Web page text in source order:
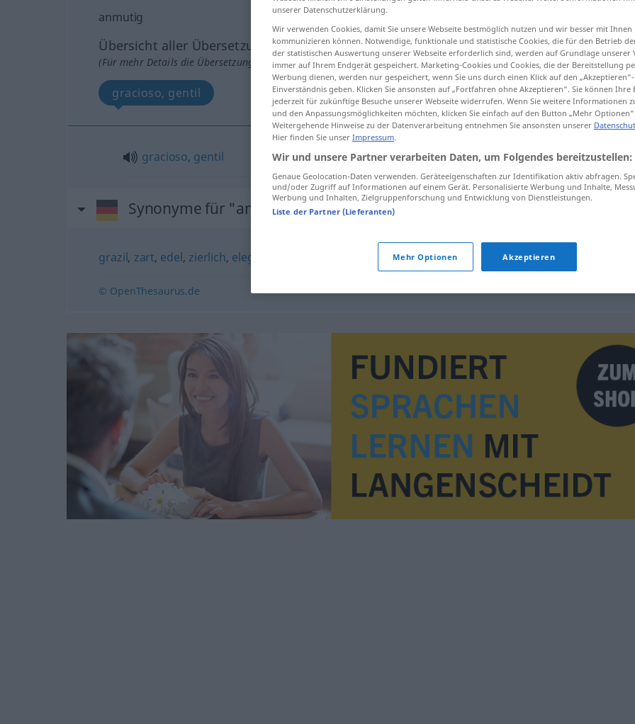
anmutig
Übersicht aller Übersetzungen
(Für mehr Details die Übersetzung anklicken/antippen)
gracioso, gentil
gracioso, gentil anmutig
Synonyme für "anmutig"
grazil, zart, edel, zierlich, elegant
© OpenThesaurus.de
unserer Datenschutzerklärung.
Wir verwenden Cookies, damit Sie unsere Webseite bestmöglich nutzen und wir besser mit Ihnen
kommunizieren können. Notwendige, funktionale und statistische Cookies, die für den Betrieb
der statistischen Auswertung unserer Webseite erforderlich sind, werden auf Grundlage unserer
immer auf Ihrem Endgerät gespeichert. Marketing-Cookies und Cookies, die der Bereitstellung
Werbung dienen, werden nur gespeichert, wenn Sie uns durch einen Klick auf den
Einverständnis geben. Klicken Sie ansonsten auf „Fortfahren ohne Akzeptieren“. Sie können
jederzeit für zukünftige Besuche unserer Webseite widerrufen. Wenn Sie weitere Informationen
und den Anpassungsmöglichkeiten möchten, klicken Sie einfach auf den Button „Mehr
Weitergehende Hinweise zu der Datenverarbeitung entnehmen Sie ansonsten unserer
Hier finden Sie unser Impressum.
Wir und unsere Partner verarbeiten Daten, um Folgendes bereitzustellen:
Genaue Geolocation-Daten verwenden. Geräteeigenschaften zur Identifikation aktiv abfragen.
und/oder Zugriff auf Informationen auf einem Gerät. Personalisierte Werbung und Inhalte,
Werbung und Inhalten, Zielgruppenforschung und Entwicklung von Dienstleistungen.
Liste der Partner (Lieferanten)
Mehr Optionen Akzeptieren